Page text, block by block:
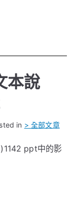
本說
in > 全部文章
ppt中的影